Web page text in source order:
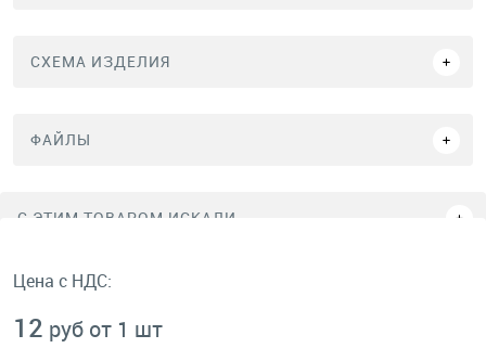
СХЕМА ИЗДЕЛИЯ
ФАЙЛЫ
C ЭТИМ ТОВАРОМ ИСКАЛИ
Цена с НДС:
12 руб от 1 шт